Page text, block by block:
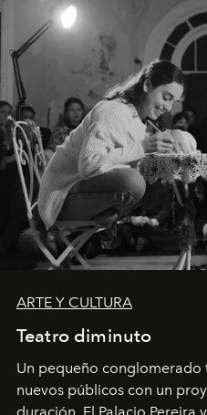
ARTE Y CULTURA
Teatro diminuto
Un pequeño conglomerado
nuevos públicos con un